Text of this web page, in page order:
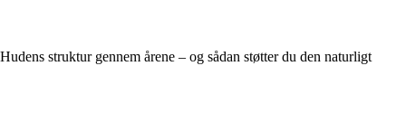
Hudens struktur gennem årene – og sådan støtter du den naturligt